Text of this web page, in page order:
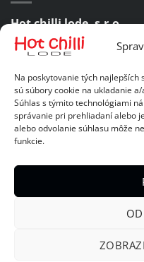
Na poskytovanie tých
sú súbory cookie na ukladanie
Súhlas s týmito technológiami
správanie pri prehliadaní alebo
alebo odvolanie súhlasu môže
funkcie.
Hot chilli lode, s.r.o.
Komárovská 47, 821 06
IČO:46985387
IČ DPH:SK2023689701
Obchodné podmienky